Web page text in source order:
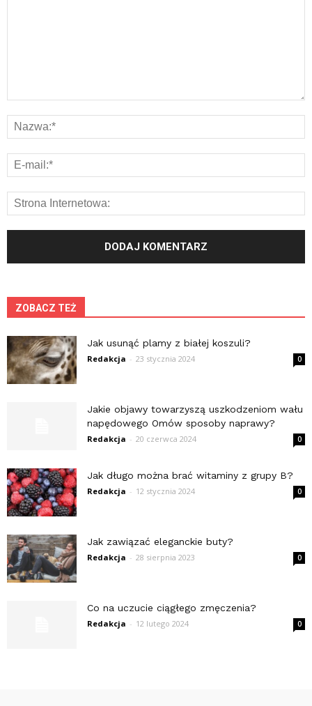
ZOBACZ TEŻ
Jak usunąć plamy z białej koszuli?
Redakcja - 23 stycznia 2024 0
Jakie objawy towarzyszą uszkodzeniom wału
napędowego Omów sposoby naprawy?
Redakcja - 20 czerwca 2024 0
Jak długo można brać witaminy z grupy B?
Redakcja - 12 stycznia 2024 0
Jak zawiązać eleganckie buty?
Redakcja - 28 sierpnia 2023 0
Co na uczucie ciągłego zmęczenia?
Redakcja - 12 lutego 2024 0